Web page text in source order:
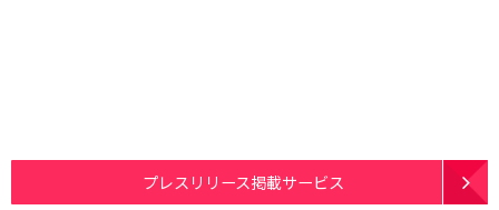
プレスリリース掲載サービス